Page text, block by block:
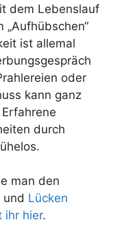
dem Lebenslauf
ist allemal
oder
kann ganz
durch
man den
und Lücken
ihr hier.